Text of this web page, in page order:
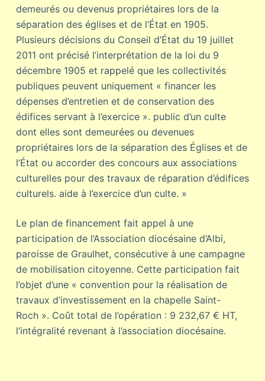
demeurés ou devenus propriétaires lors de la
séparation des églises et de l’État en 1905.
Plusieurs décisions du Conseil d’État du 19 juillet
2011 ont précisé l’interprétation de la loi du 9
décembre 1905 et rappelé que les collectivités
publiques peuvent uniquement « financer les
dépenses d’entretien et de conservation des
édifices servant à l’exercice ». public d’un culte
dont elles sont demeurées ou devenues
propriétaires lors de la séparation des Églises et de
l’État ou accorder des concours aux associations
culturelles pour des travaux de réparation d’édifices
culturels. aide à l’exercice d’un culte. »
Le plan de financement fait appel à une
participation de l’Association diocésaine d’Albi,
paroisse de Graulhet, consécutive à une campagne
de mobilisation citoyenne. Cette participation fait
l’objet d’une « convention pour la réalisation de
travaux d’investissement en la chapelle Saint-
Roch ». Coût total de l’opération : 9 232,67 € HT,
l’intégralité revenant à l’association diocésaine.